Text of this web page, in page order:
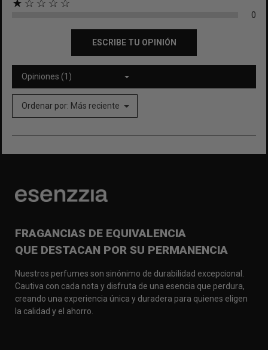
★☆☆☆☆
0
ESCRIBE TU OPINIÓN
Opiniones (1)
Ordenar por: Más reciente
FRAGANCIAS DE EQUIVALENCIA
QUE DESTACAN POR SU PERMANENCIA
Nuestros perfumes son sinónimo de durabilidad excepcional.
Cautiva con cada nota y disfruta de una esencia que perdura,
creando una experiencia única y duradera para quienes eligen
la calidad y el ahorro.